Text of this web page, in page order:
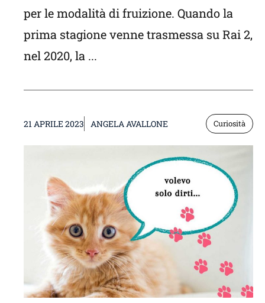
per le modalità di fruizione. Quando la
prima stagione venne trasmessa su Rai 2,
nel 2020, la ...
21 APRILE 2023 ANGELA AVALLONE Curiosità